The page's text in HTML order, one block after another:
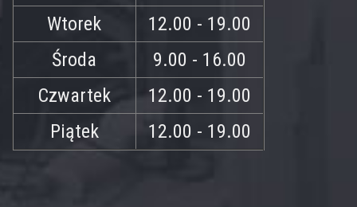
Wtorek
12.00 - 19.00
Środa
9.00 - 16.00
Czwartek
12.00 - 19.00
Piątek
12.00 - 19.00